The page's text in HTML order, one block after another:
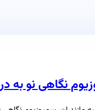
نگاهی نو به